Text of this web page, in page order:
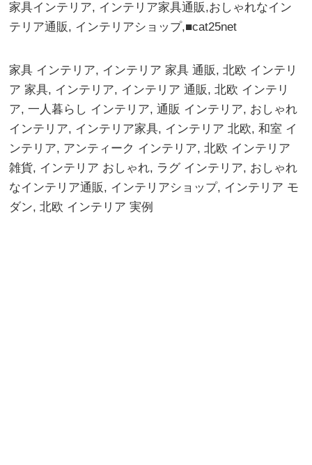
家具インテリア, インテリア家具通販,おしゃれなイン
テリア通販, インテリアショップ,■cat25net
家具 インテリア, インテリア 家具 通販, 北欧 インテリ
ア 家具, インテリア, インテリア 通販, 北欧 インテリ
ア, 一人暮らし インテリア, 通販 インテリア, おしゃれ
インテリア, インテリア家具, インテリア 北欧, 和室 イ
ンテリア, アンティーク インテリア, 北欧 インテリア
雑貨, インテリア おしゃれ, ラグ インテリア, おしゃれ
なインテリア通販, インテリアショップ, インテリア モ
ダン, 北欧 インテリア 実例